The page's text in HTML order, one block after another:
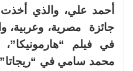
أحمد علي، والذي
جائزة مصرية، وعربية،
في فيلم
محمد سامي في